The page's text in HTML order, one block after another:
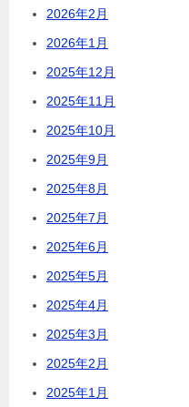
2026年2月
2026年1月
2025年12月
2025年11月
2025年10月
2025年9月
2025年8月
2025年7月
2025年6月
2025年5月
2025年4月
2025年3月
2025年2月
2025年1月